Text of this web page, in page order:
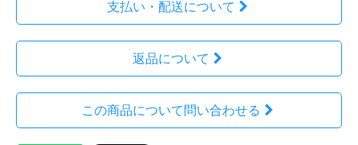
支払い・配送について
返品について
この商品について問い合わせる